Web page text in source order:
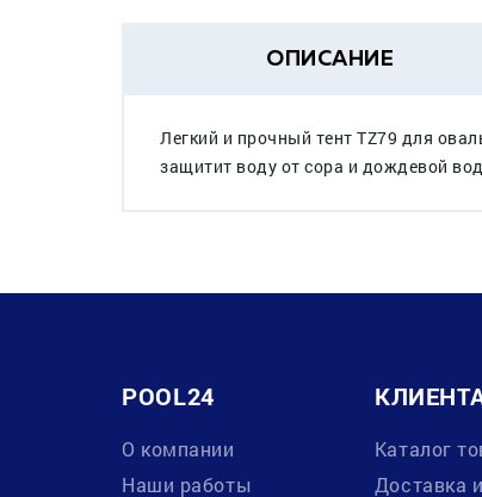
ОПИСАНИЕ
Легкий и прочный тент TZ79 для
защитит воду от сора и дождевой
POOL24
О компании
Наши работы
Каталог
Доставка